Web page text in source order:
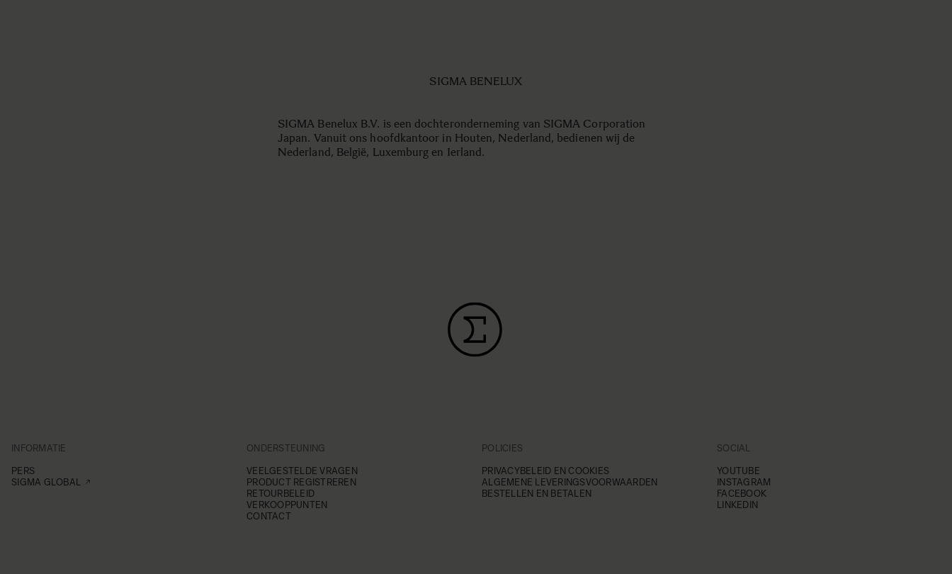
SIGMA BENELUX
SIGMA Benelux B.V. is een dochteronderneming van SIGMA Corporation
Japan. Vanuit ons hoofdkantoor in Houten, Nederland, bedienen wij de
Nederland, België, Luxemburg en Ierland.
INFORMATIE
PERS
SIGMA GLOBAL
ONDERSTEUNING
VEELGESTELDE VRAGEN
PRODUCT REGISTREREN
RETOURBELEID
VERKOOPPUNTEN
CONTACT
POLICIES
PRIVACYBELEID EN COOKIES
ALGEMENE LEVERINGSVOORWAARDEN
BESTELLEN EN BETALEN
SOCIAL
YOUTUBE
INSTAGRAM
FACEBOOK
LINKEDIN